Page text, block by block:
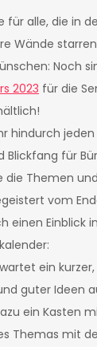
für alle, die in
Wände
Noch
2023 für die
hindurch
Blickfang für
die Themen
vom
einen Einblick
ein
guter Ideen
ein Kasten
Themas mit